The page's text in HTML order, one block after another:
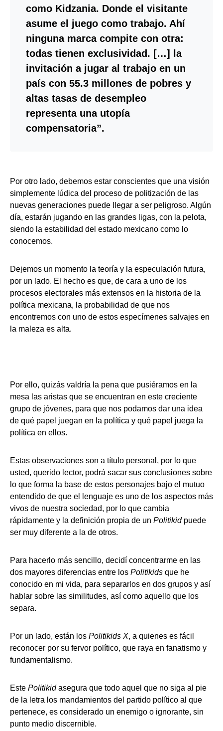
como Kidzania. Donde el visitante
asume el juego como trabajo. Ahí
ninguna marca compite con otra:
todas tienen exclusividad. […] la
invitación a jugar al trabajo en un
país con 55.3 millones de pobres y
altas tasas de desempleo
representa una utopía
compensatoria”.
Por otro lado, debemos estar conscientes que una visión
simplemente lúdica del proceso de politización de las
nuevas generaciones puede llegar a ser peligroso. Algún
día, estarán jugando en las grandes ligas, con la pelota,
siendo la estabilidad del estado mexicano como lo
conocemos.
Dejemos un momento la teoría y la especulación futura,
por un lado. El hecho es que, de cara a uno de los
procesos electorales más extensos en la historia de la
política mexicana, la probabilidad de que nos
encontremos con uno de estos especímenes salvajes en
la maleza es alta.
Por ello, quizás valdría la pena que pusiéramos en la
mesa las aristas que se encuentran en este creciente
grupo de jóvenes, para que nos podamos dar una idea
de qué papel juegan en la política y qué papel juega la
política en ellos.
Estas observaciones son a título personal, por lo que
usted, querido lector, podrá sacar sus conclusiones sobre
lo que forma la base de estos personajes bajo el mutuo
entendido de que el lenguaje es uno de los aspectos más
vivos de nuestra sociedad, por lo que cambia
rápidamente y la definición propia de un Politikidpuede
ser muy diferente a la de otros.
Para hacerlo más sencillo, decidí concentrarme en las
dos mayores diferencias entre los Politikids que he
conocido en mi vida, para separarlos en dos grupos y así
hablar sobre las similitudes, así como aquello que los
separa.
Por un lado, están los Politikids X, a quienes es fácil
reconocer por su fervor político, que raya en fanatismo y
fundamentalismo.
Este Politikidasegura que todo aquel que no siga al pie
de la letra los mandamientos del partido político al que
pertenece, es considerado un enemigo o ignorante, sin
punto medio discernible.